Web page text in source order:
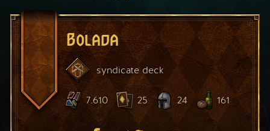
Bolada
syndicate deck
7.610 25 24 161